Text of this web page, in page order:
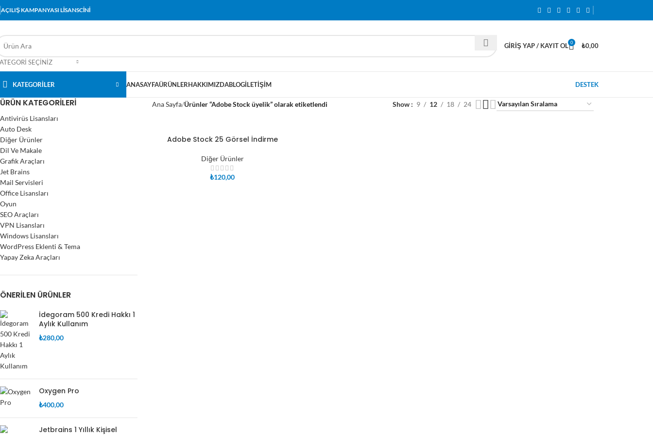
AÇILIŞ KAMPANYASI LİSANSCİNİ
SEÇINIZ
GIRIŞ YAP / KAYIT OL 0 ₺0,00
KATEGORİLER ANASAYFAÜRÜNLERHAKKIMIZDABLOGİLETIŞIM DESTEK
ÜRÜN KATEGORILERI
Antivirüs Lisansları
Auto Desk
Diğer Ürünler
Dil Ve Makale
Grafik Araçları
Jet Brains
Mail Servisleri
Office Lisansları
Oyun
SEO Araçları
VPN Lisansları
Windows Lisansları
WordPress Eklenti & Tema
Yapay Zeka Araçları
ÖNERILEN ÜRÜNLER
İdegoram 500 Kredi Hakkı 1
Aylık Kullanım
₺280,00
Oxygen Pro
₺400,00
Jetbrains 1 Yıllık Kişisel
Ana Sayfa Ürünler “Adobe Stock üyelik” olarak etiketlendi Show 9 12 18 24
SEPETE EKLE
Adobe Stock 25 Görsel İndirme
Diğer Ürünler
₺120,00